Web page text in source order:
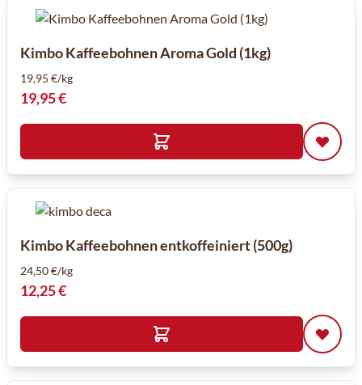
Kimbo Kaffeebohnen Aroma Gold (1kg)
19,95 €/kg
19,95 €
Kimbo Kaffeebohnen entkoffeiniert (500g)
24,50 €/kg
12,25 €